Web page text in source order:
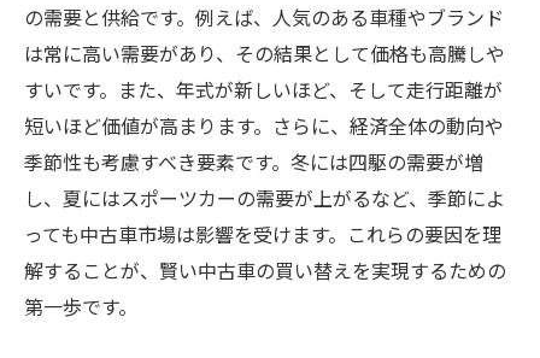
予算設定と計画的な資金管理
中古車選びで重視すべきスペック
保証付き中古車の選び方
購入後のメンテナンスを考慮する
市場価格と車両の価値を見極める
買い替えの際の契約内容を確認する
中古車買い替え時に見逃せない市場動向とその
理由
の需要と供給です。例えば、人気のある車種やブランド
は常に高い需要があり、その結果として価格も高騰しや
すいです。また、年式が新しいほど、そして走行距離が
短いほど価値が高まります。さらに、経済全体の動向や
季節性も考慮すべき要素です。冬には四駆の需要が増
し、夏にはスポーツカーの需要が上がるなど、季節によ
っても中古車市場は影響を受けます。これらの要因を理
解することが、賢い中古車の買い替えを実現するための
第一歩です。